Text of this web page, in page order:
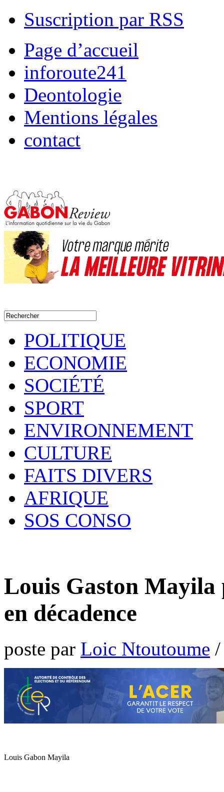
Suscription par RSS
Page d’accueil
inforoute241
Deontologie
Mentions légales
contact
POLITIQUE
ECONOMIE
SOCIÉTÉ
SPORT
ENVIRONNEMENT
CULTURE
FAITS DIVERS
AFRIQUE
SOS CONSO
Louis Gaston Mayila
en décadence
poste par Loic Ntoutoume
Louis Gabon Mayila